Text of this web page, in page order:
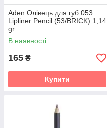
Aden Олівець для губ 053
Lipliner Pencil (53/BRICK) 1,14
gr
В наявності
165 ₴
Купити